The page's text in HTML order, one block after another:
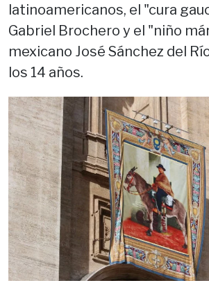
latinoamericanos, el "cura
Gabriel Brochero y el "niño
mexicano José Sánchez del
los 14 años.